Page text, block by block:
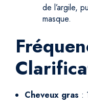
de l’argile,
masque.
Cheveux gras :